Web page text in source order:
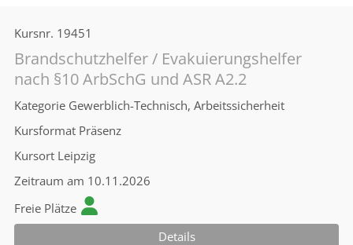
Kursnr. 19451
Brandschutzhelfer / Evakuierungshelfer
nach §10 ArbSchG und ASR A2.2
Kategorie Gewerblich-Technisch, Arbeitssicherheit
Kursformat Präsenz
Kursort Leipzig
Zeitraum am 10.11.2026
Freie Plätze
Details